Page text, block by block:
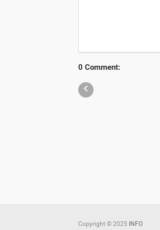
0 Comment:

Copyright © 2025 INFO